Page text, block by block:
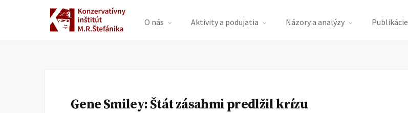
O nás Aktivity a podujatia Názory a analýzy Publikácie
Gene Smiley: Štát zásahmi predlžil krízu